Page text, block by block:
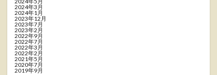
2024年3月
2024年1月
2023年12月
2023年7月
2023年2月
2022年9月
2022年7月
2022年3月
2022年2月
2021年5月
2020年7月
2019年9月